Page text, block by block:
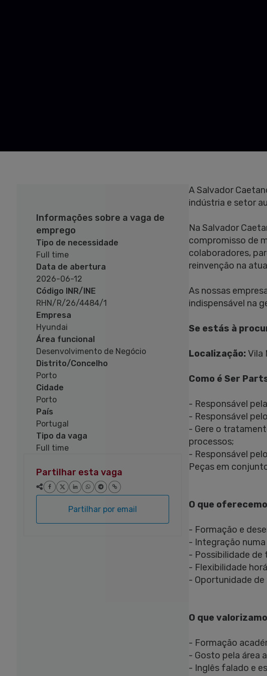
Informações sobre a vaga de
emprego
Tipo de necessidade
Full time
Data de abertura
2026-06-12
Código INR/INE
RHN/R/26/4484/1
Empresa
Hyundai
Área funcional
Desenvolvimento de Negócio
Distrito/Concelho
Porto
Cidade
Porto
País
Portugal
Tipo da vaga
Full time
Partilhar esta vaga
Partilhar por email
A Salvador
indústria e setor
Na Salvador
compromisso de
colaboradores,
reinvenção na
As nossas
indispensável na
Se estás à
Localização: Vila
Como é Ser
- Responsável
- Responsável
- Gere o
processos;
- Responsável
Peças em
O que
- Formação e
- Integração
- Possibilidade de
- Flexibilidade
- Oportunidade
O que
- Formação
- Gosto pela área
- Inglês falado e